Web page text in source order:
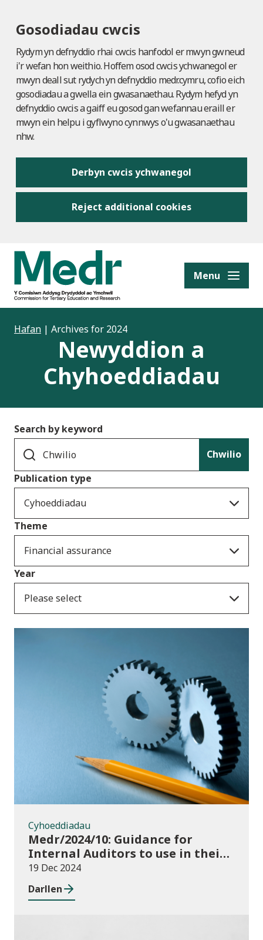
Gosodiadau cwcis
Rydym yn defnyddio rhai cwcis hanfodol er mwyn gwneud
i'r wefan hon weithio. Hoffem osod cwcis ychwanegol er
mwyn deall sut rydych yn defnyddio medr.cymru, cofio eich
gosodiadau a gwella ein gwasanaethau. Rydym hefyd yn
defnyddio cwcis a gaiff eu gosod gan wefannau eraill er
mwyn ein helpu i gyflwyno cynnwys o'u gwasanaethau
nhw.
Derbyn cwcis ychwanegol
Reject additional cookies
content Menu
Hafan | Archives for 2024
Newyddion a
Chyhoeddiadau
Search by keyword
Chwilio
Publication type
Cyhoeddiadau
Theme
Financial assurance
Year
Please select
Cyhoeddiadau
Cyhoeddiadau
Medr/2024/10: Guidance for
Internal Auditors to use in their
Annual Internal Audit of HE Data
Systems and Processes
19 Dec 2024
Darllen